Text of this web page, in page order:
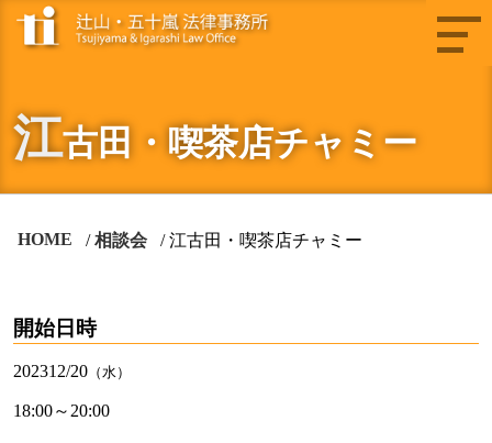
江古田・喫茶店チャミー
HOME 相談会 江古田・喫茶店チャミー
開始日時
202312/20 （水）
18:00～20:00